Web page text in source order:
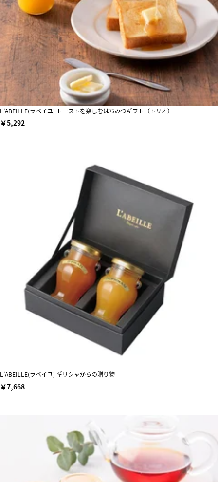
L’ABEILLE(ラベイユ) トーストを楽しむはちみつギフト（トリオ）
￥5,292
L’ABEILLE(ラベイユ) ギリシャからの贈り物
￥7,668